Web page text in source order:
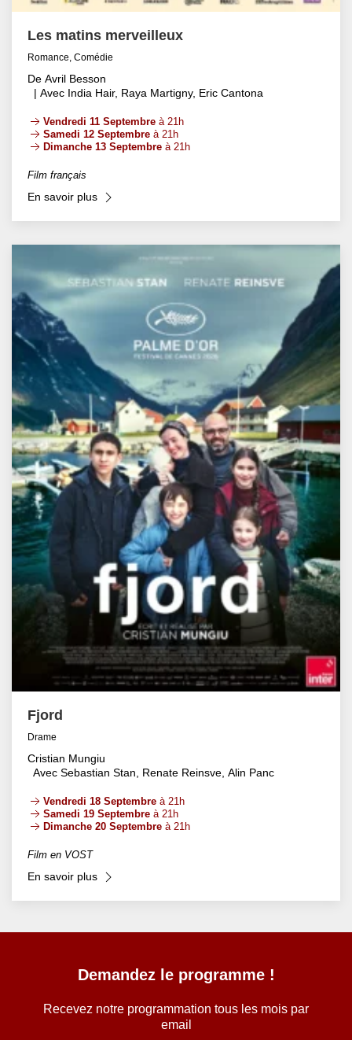
Les matins merveilleux
Romance, Comédie
De Avril Besson
| Avec India Hair, Raya Martigny, Eric Cantona
Vendredi 11 Septembre à 21h
Samedi 12 Septembre à 21h
Dimanche 13 Septembre à 21h
Film français
En savoir plus
Fjord
Drame
Cristian Mungiu
Avec Sebastian Stan, Renate Reinsve, Alin Panc
Vendredi 18 Septembre à 21h
Samedi 19 Septembre à 21h
Dimanche 20 Septembre à 21h
Film en VOST
En savoir plus
Demandez le programme !
Recevez notre programmation tous les mois par
email